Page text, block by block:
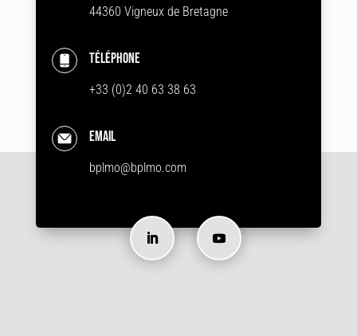
44360 Vigneux de Bretagne
Téléphone
+33 (0)2 40 63 38 63
Email
bplmo@bplmo.com